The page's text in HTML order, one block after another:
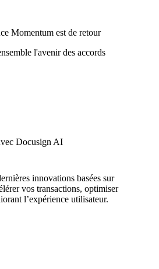
Momentum est de retour
l'avenir des accords
Docusign AI
innovations basées sur
vos transactions, optimiser
l’expérience utilisateur.